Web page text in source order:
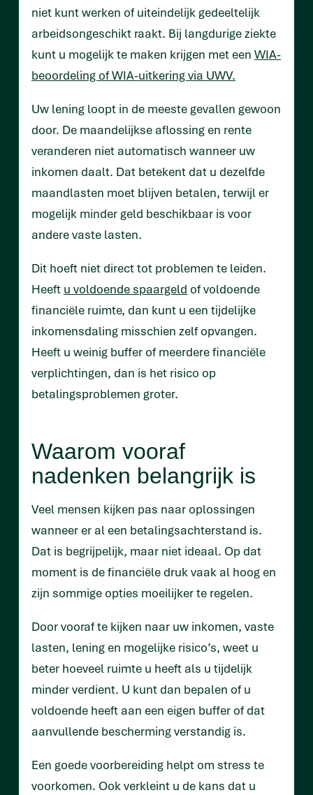
niet kunt werken of uiteindelijk gedeeltelijk
arbeidsongeschikt raakt. Bij langdurige ziekte
kunt u mogelijk te maken krijgen met een WIA-
beoordeling of WIA-uitkering via UWV.
Uw lening loopt in de meeste gevallen gewoon
door. De maandelijkse aflossing en rente
veranderen niet automatisch wanneer uw
inkomen daalt. Dat betekent dat u dezelfde
maandlasten moet blijven betalen, terwijl er
mogelijk minder geld beschikbaar is voor
andere vaste lasten.
Dit hoeft niet direct tot problemen te leiden.
Heeft u voldoende spaargeld of voldoende
financiële ruimte, dan kunt u een tijdelijke
inkomensdaling misschien zelf opvangen.
Heeft u weinig buffer of meerdere financiële
verplichtingen, dan is het risico op
betalingsproblemen groter.
Waarom vooraf
nadenken belangrijk is
Veel mensen kijken pas naar oplossingen
wanneer er al een betalingsachterstand is.
Dat is begrijpelijk, maar niet ideaal. Op dat
moment is de financiële druk vaak al hoog en
zijn sommige opties moeilijker te regelen.
Door vooraf te kijken naar uw inkomen, vaste
lasten, lening en mogelijke risico’s, weet u
beter hoeveel ruimte u heeft als u tijdelijk
minder verdient. U kunt dan bepalen of u
voldoende heeft aan een eigen buffer of dat
aanvullende bescherming verstandig is.
Een goede voorbereiding helpt om stress te
voorkomen. Ook verkleint u de kans dat u